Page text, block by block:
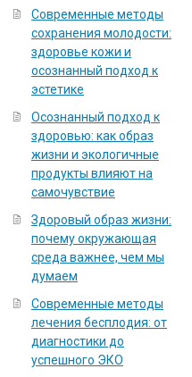
Современные методы
сохранения молодости:
здоровье кожи и
осознанный подход к
эстетике
Осознанный подход к
здоровью: как образ
жизни и экологичные
продукты влияют на
самочувствие
Здоровый образ жизни:
почему окружающая
среда важнее, чем мы
думаем
Современные методы
лечения бесплодия: от
диагностики до
успешного ЭКО